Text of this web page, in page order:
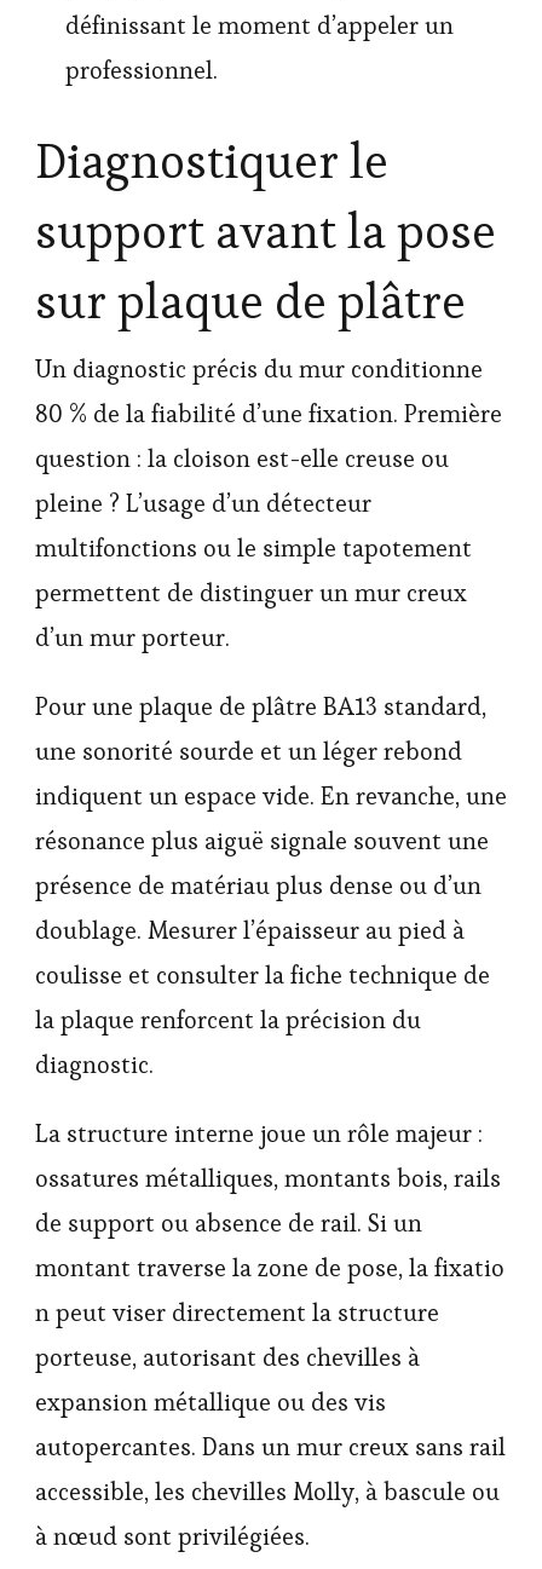
définissant le moment d’appeler un
professionnel.
Diagnostiquer le
support avant la pose
sur plaque de plâtre
Un diagnostic précis du mur conditionne
80 % de la fiabilité d’une fixation. Première
question : la cloison est-elle creuse ou
pleine ? L’usage d’un détecteur
multifonctions ou le simple tapotement
permettent de distinguer un mur creux
d’un mur porteur.
Pour une plaque de plâtre BA13 standard,
une sonorité sourde et un léger rebond
indiquent un espace vide. En revanche, une
résonance plus aiguë signale souvent une
présence de matériau plus dense ou d’un
doublage. Mesurer l’épaisseur au pied à
coulisse et consulter la fiche technique de
la plaque renforcent la précision du
diagnostic.
La structure interne joue un rôle majeur :
ossatures métalliques, montants bois, rails
de support ou absence de rail. Si un
montant traverse la zone de pose, la fixatio
n peut viser directement la structure
porteuse, autorisant des chevilles à
expansion métallique ou des vis
autopercantes. Dans un mur creux sans rail
accessible, les chevilles Molly, à bascule ou
à nœud sont privilégiées.